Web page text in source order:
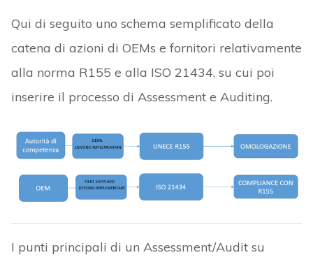
Qui di seguito uno schema semplificato della
catena di azioni di OEMs e fornitori relativamente
alla norma R155 e alla ISO 21434, su cui poi
inserire il processo di Assessment e Auditing.
I punti principali di un Assessment/Audit su